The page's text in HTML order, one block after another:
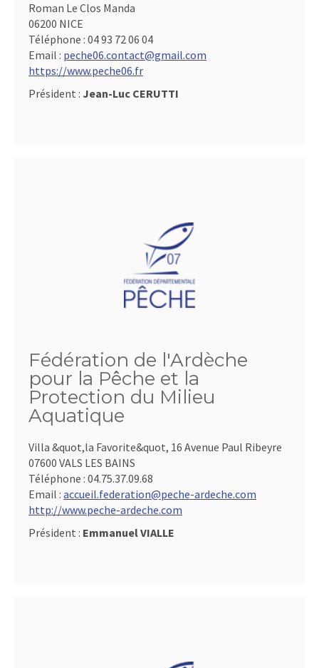
Roman Le Clos Manda
06200 NICE
Téléphone : 04 93 72 06 04
Email : peche06.contact@gmail.com
https://www.peche06.fr
Président : Jean-Luc CERUTTI
Fédération de l'Ardèche
pour la Pêche et la
Protection du Milieu
Aquatique
Villa &quot,la Favorite&quot, 16 Avenue Paul Ribeyre
07600 VALS LES BAINS
Téléphone : 04.75.37.09.68
Email : accueil.federation@peche-ardeche.com
http://www.peche-ardeche.com
Président : Emmanuel VIALLE